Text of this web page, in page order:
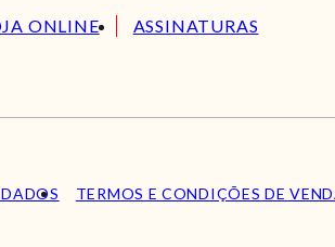
ONLINE ASSINATURAS
TERMOS E CONDIÇÕES DE